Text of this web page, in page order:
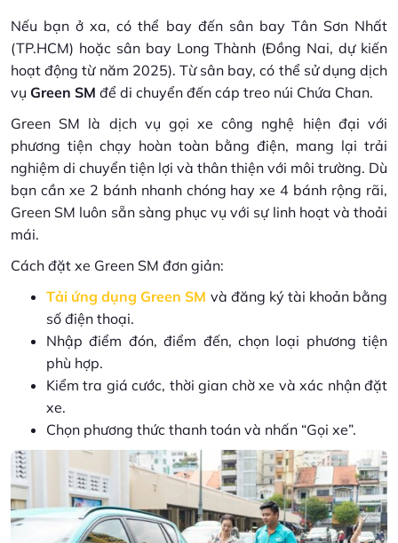
Nếu bạn ở xa, có thể bay đến sân bay Tân Sơn Nhất
(TP.HCM) hoặc sân bay Long Thành (Đồng Nai, dự kiến
hoạt động từ năm 2025). Từ sân bay, có thể sử dụng dịch
vụ Green SM để di chuyển đến cáp treo núi Chứa Chan.
Green SM là dịch vụ gọi xe công nghệ hiện đại với
phương tiện chạy hoàn toàn bằng điện, mang lại trải
nghiệm di chuyển tiện lợi và thân thiện với môi trường. Dù
bạn cần xe 2 bánh nhanh chóng hay xe 4 bánh rộng rãi,
Green SM luôn sẵn sàng phục vụ với sự linh hoạt và thoải
mái.
Cách đặt xe Green SM đơn giản:
Tải ứng dụng Green SM và đăng ký tài khoản bằng
số điện thoại.
Nhập điểm đón, điểm đến, chọn loại phương tiện
phù hợp.
Kiểm tra giá cước, thời gian chờ xe và xác nhận đặt
xe.
Chọn phương thức thanh toán và nhấn “Gọi xe”.